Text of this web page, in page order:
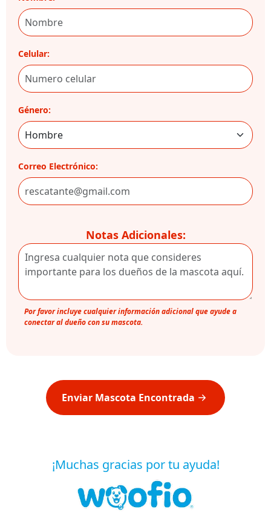
Celular:
Género:
Correo Electrónico:
Notas Adicionales:
Por favor incluye cualquier información adicional que ayude a
conectar al dueño con su mascota.
Enviar Mascota Encontrada
¡Muchas gracias por tu ayuda!